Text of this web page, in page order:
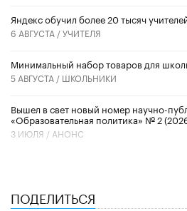
​Яндекс обучил более 20 тысяч
6 АВГУСТА /УЧИТЕЛЯ
Минимальный набор товаров для
5 АВГУСТА / ШКОЛЬНИКИ
Вышел в свет новый номер научно-
«Образовательная политика» № 2
3 ИЮЛЯ / АНОНС
ПОДЕЛИТЬСЯ